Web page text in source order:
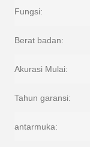
Fungsi:
Berat badan:
Akurasi Mulai:
Tahun garansi:
antarmuka: